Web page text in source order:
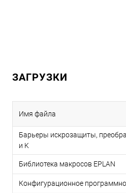
ЗАГРУЗКИ
Имя файла
Барьеры искрозащиты,
и K
Библиотека макросов EPLAN
Конфигурационное